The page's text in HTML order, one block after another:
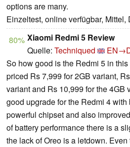
options are many.
Einzeltest, online verfügbar, Mittel,
80% Xiaomi Redmi 5 Review
Quelle: Techniqued
So how good is the Redmi 5 in
priced Rs 7,999 for 2GB variant,
variant and Rs 10,999 for the 4GB
good upgrade for the Redmi 4
powerful chipset and also
of battery performance there is a
the lack of Oreo is a letdown.